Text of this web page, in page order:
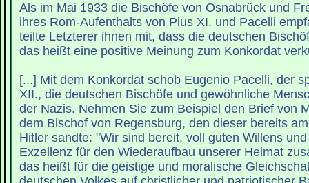
Als im Mai 1933 die Bischöfe von Osnabrück und
ihres Rom-Aufenthalts von Pius XI. und Pacelli
teilte Letzterer ihnen mit, dass die deutschen
das heißt eine positive Meinung zum Konkordat
[...] Mit dem Konkordat schob Eugenio Pacelli, der
XII., die deutschen Bischöfe und gewöhnliche
der Nazis. Nehmen Sie zum Beispiel den Brief von
dem Bischof von Regensburg, den dieser bereits
Hitler sandte: "Wir sind bereit, voll guten Willens
Exzellenz für den Wiederaufbau unserer Heimat
das heißt für die geistige und moralische